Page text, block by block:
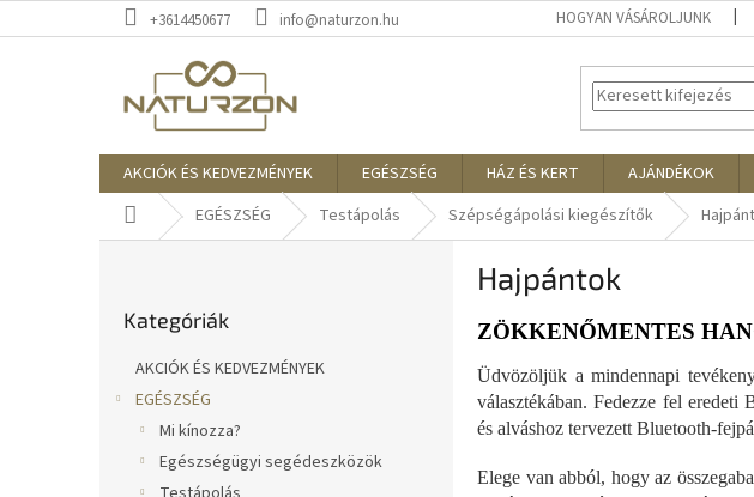
a
+3614450677 info@naturzon.hu HOGYAN VÁSÁROLJUNK
AKCIÓK ÉS KEDVEZMÉNYEK EGÉSZSÉG HÁZ ÉS KERT AJÁNDÉKOK
KezdőlapEGÉSZSÉG Testápolás Szépségápolási kiegészítők
átugrása
Kategóriák
AKCIÓK ÉS KEDVEZMÉNYEK
EGÉSZSÉG
Mi kínozza?
Egészségügyi segédeszközök
Hajpántok
ZÖKKENŐMENTES
Üdvözöljük a mindennapi
választékában. Fedezze fel eredeti
és alváshoz tervezett Bluetooth-
Elege van abból, hogy az